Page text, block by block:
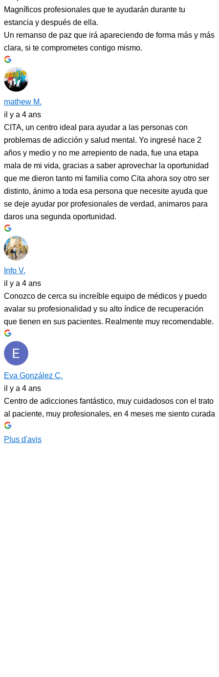
Magníficos profesionales que te ayudarán durante tu
estancia y después de ella.
Un remanso de paz que irá apareciendo de forma más y más
clara, si te comprometes contigo mismo.
mathew M.
il y a 4 ans
CITA, un centro ideal para ayudar a las personas con
problemas de adicción y salud mental. Yo ingresé hace 2
años y medio y no me arrepiento de nada, fue una etapa
mala de mi vida, gracias a saber aprovechar la oportunidad
que me dieron tanto mi familia como Cita ahora soy otro ser
distinto, ánimo a toda esa persona que necesite ayuda que
se deje ayudar por profesionales de verdad, animaros para
daros una segunda oportunidad.
Info V.
il y a 4 ans
Conozco de cerca su increíble equipo de médicos y puedo
avalar su profesionalidad y su alto índice de recuperación
que tienen en sus pacientes. Realmente muy recomendable.
Eva González C.
il y a 4 ans
Centro de adicciones fantástico, muy cuidadosos con el trato
al paciente, muy profesionales, en 4 meses me siento curada
Plus d'avis